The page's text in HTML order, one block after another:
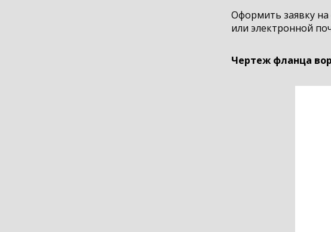
Оформить заявку на
или электронной
Чертеж фланца